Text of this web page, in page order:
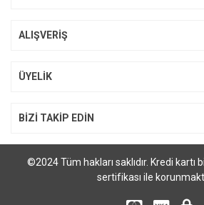
ALIŞVERİŞ
ÜYELİK
BİZİ TAKİP EDİN
©2024 Tüm hakları saklıdır. Kredi kartı
sertifikası ile